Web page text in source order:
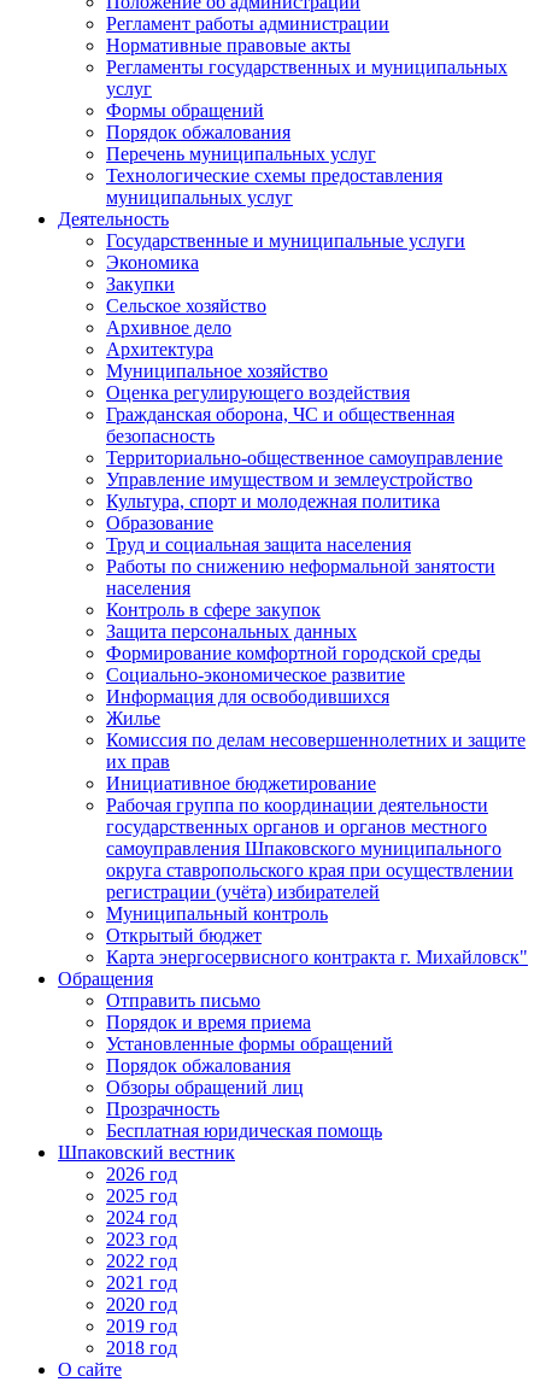
Регламент работы администрации
Нормативные правовые акты
Регламенты государственных и муниципальных
услуг
Формы обращений
Порядок обжалования
Перечень муниципальных услуг
Технологические схемы предоставления
муниципальных услуг
Деятельность
Государственные и муниципальные услуги
Экономика
Закупки
Сельское хозяйство
Архивное дело
Архитектура
Муниципальное хозяйство
Оценка регулирующего воздействия
Гражданская оборона, ЧС и общественная
безопасность
Территориально-общественное самоуправление
Управление имуществом и землеустройство
Культура, спорт и молодежная политика
Образование
Труд и социальная защита населения
Работы по снижению неформальной занятости
населения
Контроль в сфере закупок
Защита персональных данных
Формирование комфортной городской среды
Социально-экономическое развитие
Информация для освободившихся
Жилье
Комиссия по делам несовершеннолетних и защите
их прав
Инициативное бюджетирование
Рабочая группа по координации деятельности
государственных органов и органов местного
самоуправления Шпаковского муниципального
округа ставропольского края при осуществлении
регистрации (учёта) избирателей
Муниципальный контроль
Открытый бюджет
Карта энергосервисного контракта г. Михайловск"
Обращения
Отправить письмо
Порядок и время приема
Установленные формы обращений
Порядок обжалования
Обзоры обращений лиц
Прозрачность
Бесплатная юридическая помощь
Шпаковский вестник
2026 год
2025 год
2024 год
2023 год
2022 год
2021 год
2020 год
2019 год
2018 год
О сайте